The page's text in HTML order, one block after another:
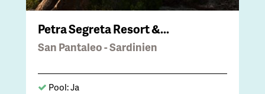
Petra Segreta Resort &...
San Pantaleo - Sardinien
Pool: Ja